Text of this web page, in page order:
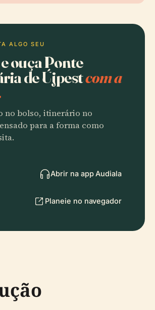
ALGO SEU
ouça Ponte
de Újpestcom a
no bolso, itinerário no
para a forma como
Abrir na app Audiala
Planeie no navegador